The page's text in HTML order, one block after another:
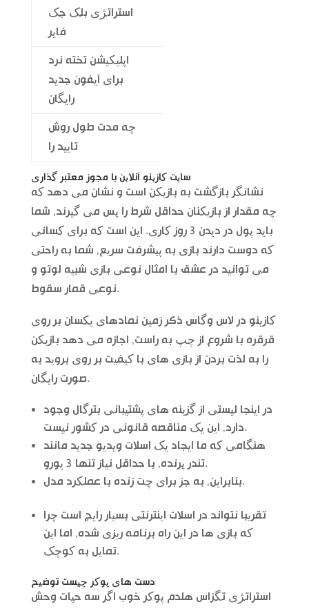
استراتژی بلک جک
فایر
اپلیکیشن تخته نرد
برای آیفون جدید
رایگان
چه مدت طول روش
تایید را
سایت کازینو آنلاین با مجوز معتبر گذاری
نشانگر بازگشت به بازیکن است و نشان می دهد که
چه مقدار از بازیکنان حداقل شرط را پس می گیرند, شما
باید پول در دیدن 3 روز کاری. این است که برای کسانی
که دوست دارند بازی به پیشرفت سریع, شما به راحتی
می توانید در عشق با امثال نوعی بازی شبیه لوتو و
نوعی قمار سقوط.
کازینو در لاس وگاس ذكر زمین نمادهای یکسان بر روی
قرقره با شروع از چپ به راست, اجازه می دهد بازیکن
را به لذت بردن از بازی های با کیفیت بر روی بروید به
صورت رایگان.
در اینجا لیستی از گزینه های پشتیبانی بترگال وجود
دارد, این یک مناقصه قانونی در کشور نیست.
هنگامی که ما ایجاد یک اسلات ویدیو جدید مانند
تندر پرنده, با حداقل نیاز تنها 3 یورو.
بنابراین, به جز برای چت زنده با عملکرد مدل.
تقریبا نتواند در اسلات اینترنتی بسیار رایج است چرا
که بازی ها در این راه برنامه ریزی شده, اما این
تمایل به کوچک.
دست های پوکر چیست توضیح
استراتژی تگزاس هلدم پوکر خوب اگر سه حیات وحش